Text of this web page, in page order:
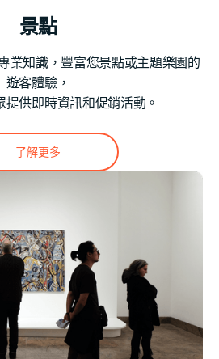
景點
業知識，豐富您景點或主題樂園的
遊客體驗，
提供即時資訊和促銷活動。
了解更多